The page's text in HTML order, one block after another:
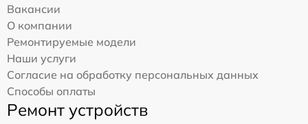
Вакансии
О компании
Ремонтируемые модели
Наши услуги
Согласие на обработку персональных данных
Способы оплаты
Ремонт устройств